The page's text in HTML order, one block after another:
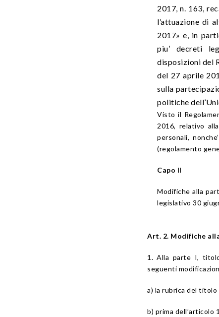
2017, n. 163,
l’attuazione di
2017» e, in
piu’ decreti
disposizioni del
del 27 aprile
sulla
politiche
Visto il
2016, relativo
personali,
(regolamento
Capo II
Modifiche alla
legislativo 30
Art. 2. Modifiche
1. Alla parte I,
seguenti
a) la rubrica del titolo
b) prima dell’articolo